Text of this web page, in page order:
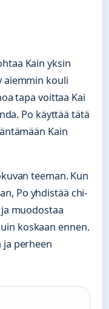
Kain yksin
aiemmin kouli
tapa voittaa Kai
Po käyttää tätä
Kain
teeman. Kun
Po yhdistää chi-
muodostaa
koskaan ennen.
ja perheen